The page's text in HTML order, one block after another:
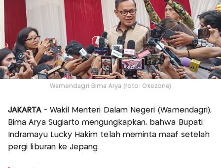
Wamendagri Bima Arya (foto: Okezone)
JAKARTA - Wakil Menteri Dalam Negeri (Wamendagri),
Bima Arya Sugiarto mengungkapkan, bahwa Bupati
Indramayu Lucky Hakim telah meminta maaf setelah
pergi liburan ke Jepang.